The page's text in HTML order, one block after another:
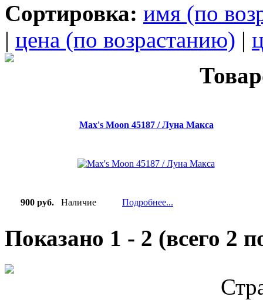
Сортировка: имя (по
| цена (по возрастанию) |
Max's Moon 45187 / Луна Макса
900 руб. Наличие Подробнее...
Показано 1 - 2 (всего 2